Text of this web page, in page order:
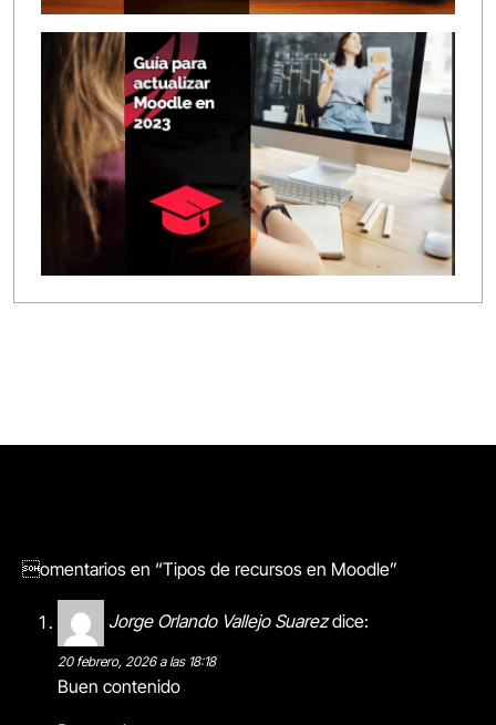
omentarios en “Tipos de recursos en Moodle”
Jorge Orlando Vallejo Suarez dice:
20 febrero, 2026 a las 18:18
Buen contenido